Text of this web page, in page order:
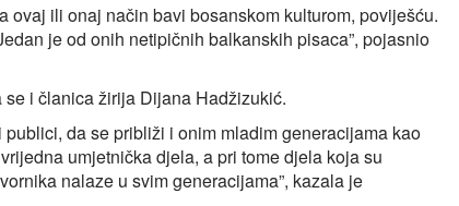
ovaj ili onaj način bavi bosanskom kulturom, poviješću.
je od onih netipičnih balkanskih pisaca”, pojasnio
i članica žirija Dijana Hadžizukić.
da se približi i onim mladim generacijama kao
umjetnička djela, a pri tome djela koja su
nalaze u svim generacijama”, kazala je